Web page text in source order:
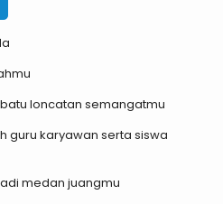
loncatan semangatmu
guru karyawan serta siswa
medan juangmu